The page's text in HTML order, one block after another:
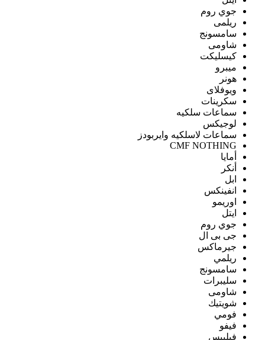
جوي روم
ريلمى
سامسونج
شاومى
كيسليكت
ميبرو
هونر
ويوفلاى
سكرينات
سماعات سلكيه
لوجيكس
سماعات لاسلكيه وايربودز
CMF NOTHING
أمايا
أنكر
ابل
انفينكس
اوريمو
ايتل
جوي روم
جى بى ال
جيرماكس
ريلمي
سامسونج
سليبرات
شاومى
شويتيك
فومي
فيفو
فيليبس